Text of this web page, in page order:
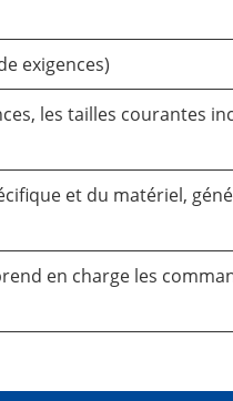
exigences)
les tailles courantes
et du matériel,
en charge les